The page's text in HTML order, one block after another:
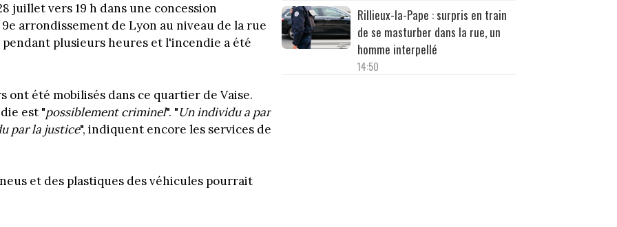
juillet vers 19 h dans une concession
arrondissement de Lyon au niveau de la rue
plusieurs heures et l'incendie a été
ont été mobilisés dans ce quartier de Vaise.
est "possiblement criminel". "Un individu a par
par la justice", indiquent encore les services de
et des plastiques des véhicules pourrait
Rillieux-la-Pape : surpris en train
de se masturber dans la rue, un
homme interpellé
14:50